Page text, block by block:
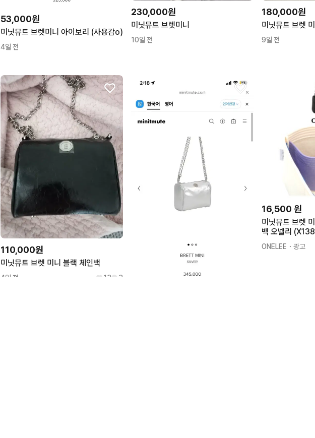
53,000원
미닛뮤트 브렛미니 아이보리 (사용감o)
4일 전
230,000원
미닛뮤트 브렛미니
10일 전
180,000원
미닛뮤트 브렛
9일 전
110,000원
미닛뮤트 브렛 미니 블랙 체인백
4일 전 13 3
16,500 원
미닛뮤트 브렛
백 오넬리
ONELEE ・광고